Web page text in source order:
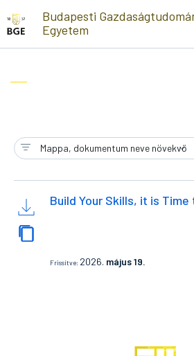
Ugrás a tartalomra
Budapesti
Egyetem
Build Your Skills, it is
Frissítve: 2026. május 19.